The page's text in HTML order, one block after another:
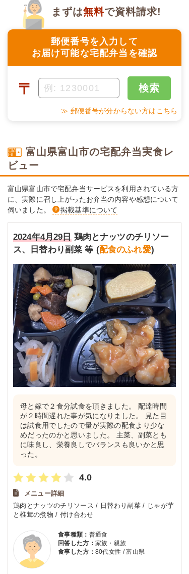
郵便番号を入力して
お届け可能な宅配弁当を確認
まずは無料で資料請求!
〒 検索
≫ 郵便番号が分からない方はこちら
富山県富山市の宅配弁当実食レ
ビュー
富山県富山市で宅配弁当サービスを利用されている方
に、実際に召し上がったお弁当の内容や感想について
伺いました。
掲載基準について
2024年4月29日鶏肉とナッツのチリソー
ス、日替わり副菜 等 (配食のふれ愛)
4.0
メニュー詳細
鶏肉とナッツのチリソース / 日替わり副菜 / じゃが芋
と椎茸の煮物 / 付け合わせ
母と嫁で２食分試食を頂きました。 配達時間
が２時間遅れた事が気になりました。 見た目
は試食用でしたので量が実際の配食より少な
めだったのかと思いました。 主菜、副菜とも
に味良し、栄養良しでバランスも良いかと思
った。
食事種類： 普通食
回答した方： 家族・親族
食事した方： 80代女性 / 富山県